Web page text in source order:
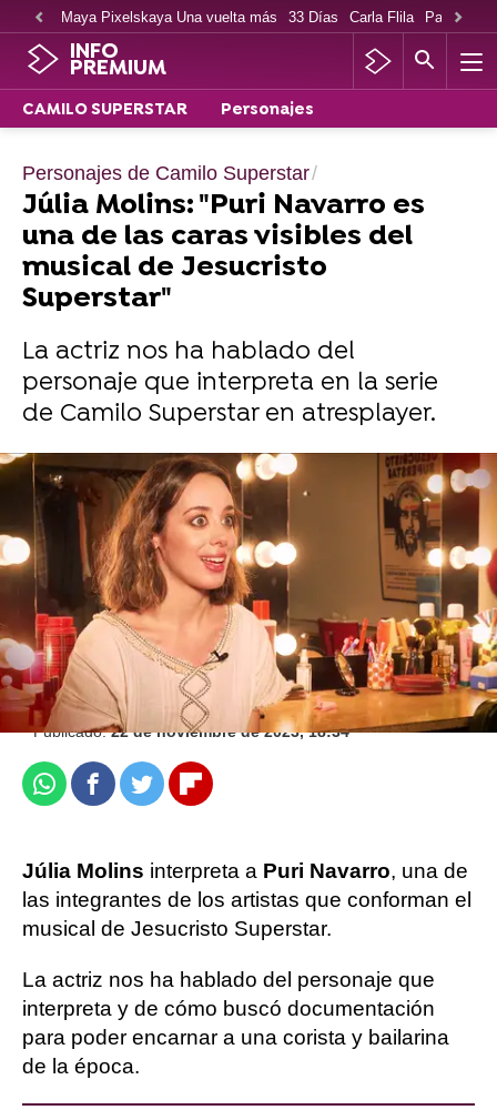
Maya Pixelskaya Una vuelta más 33 Días Carla Flila Paco
INFO
PREMIUM
CAMILO SUPERSTAR Personajes
Personajes de Camilo Superstar
Júlia Molins: "Puri Navarro es
una de las caras visibles del
musical de Jesucristo
Superstar"
La actriz nos ha hablado del
personaje que interpreta en la serie
de Camilo Superstar en atresplayer.
Disfruta de Camilo Superstar en
atresplayer.
Jennifer Álvarez |
Ximena Rodero
Publicado:22 de noviembre de 2023, 18:34
WhatsappFacebook
TwitterFlipboard
Júlia Molins interpreta a Puri Navarro, una de
las integrantes de los artistas que conforman el
musical de Jesucristo Superstar.
La actriz nos ha hablado del personaje que
interpreta y de cómo buscó documentación
para poder encarnar a una corista y bailarina
de la época.